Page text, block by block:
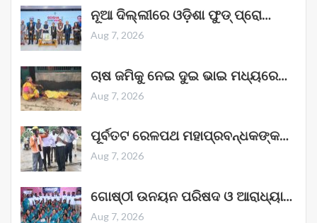
ନୂଆ ଦିଲ୍ଲୀରେ ଓଡ଼ିଶା ଫୁଡ୍ ପ୍ରୋ…
Aug 7, 2026
ଚାଷ ଜମିକୁ ନେଇ ଦୁଇ ଭାଇ ମଧ୍ୟରେ…
Aug 7, 2026
ପୂର୍ବତଟ ରେଳପଥ ମହାପ୍ରବନ୍ଧକଙ୍କ…
Aug 7, 2026
ଗୋଷ୍ଠୀ ଉନୟନ ପରିଷଦ ଓ ଆରାଧ୍ୟା…
Aug 7, 2026